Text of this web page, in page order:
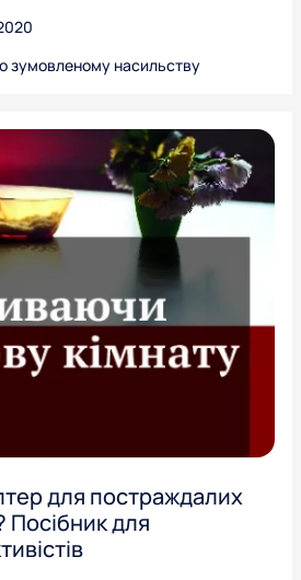
зумовленому насильству
для постраждалих
Посібник для